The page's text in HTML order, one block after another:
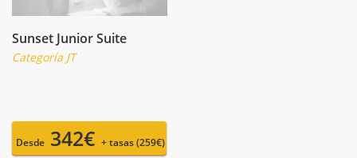
Sunset Junior Suite
Categoría JT
Desde 342€ + tasas (259€)